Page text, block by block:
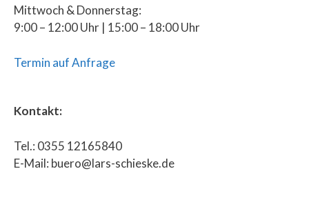
Mittwoch & Donnerstag:
9:00 – 12:00 Uhr | 15:00 – 18:00 Uhr
Termin auf Anfrage
Kontakt:
Tel.: 0355 12165840
E-Mail: buero@lars-schieske.de